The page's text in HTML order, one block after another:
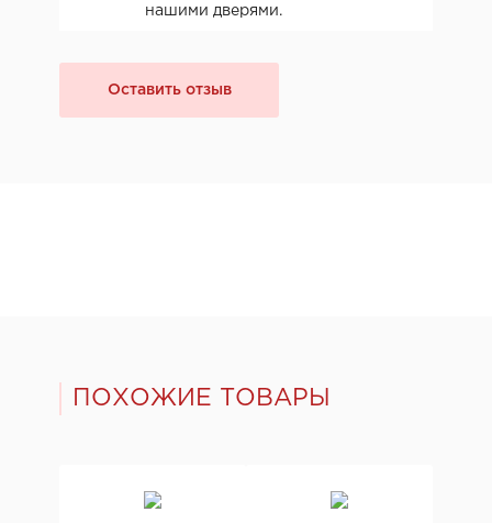
нашими дверями.
Оставить отзыв
ПОХОЖИЕ ТОВАРЫ